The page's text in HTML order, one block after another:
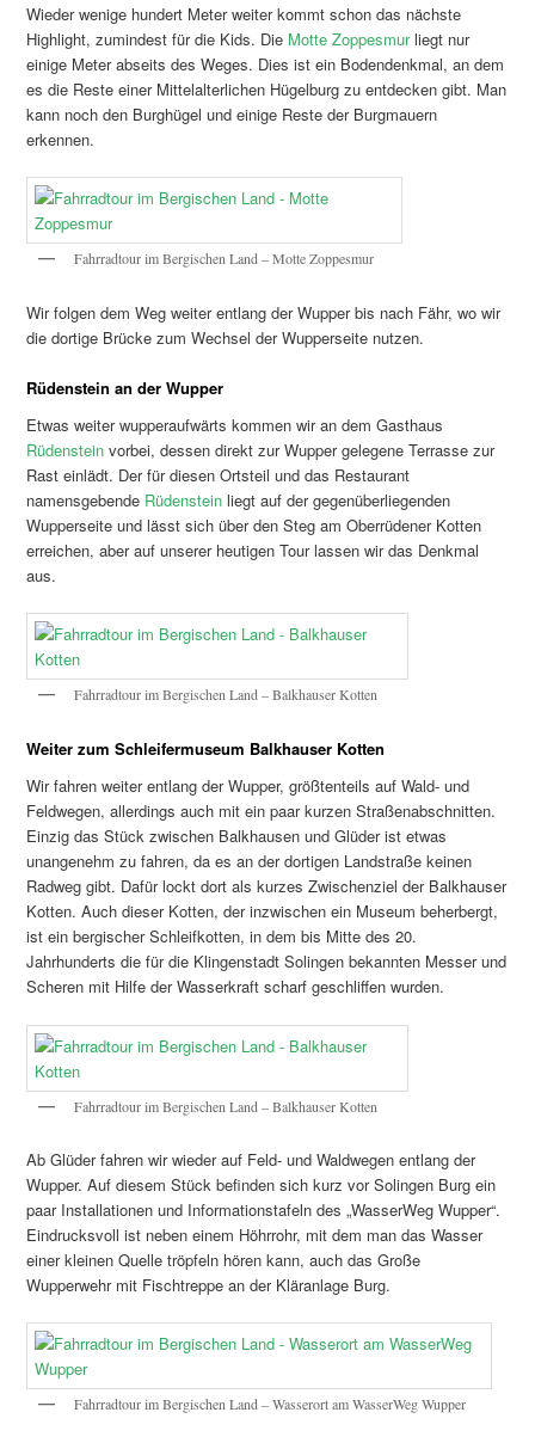
Wieder wenige hundert Meter weiter kommt schon das nächste
Highlight, zumindest für die Kids. Die Motte Zoppesmurliegt nur
einige Meter abseits des Weges. Dies ist ein Bodendenkmal, an dem
es die Reste einer Mittelalterlichen Hügelburg zu entdecken gibt. Man
kann noch den Burghügel und einige Reste der Burgmauern
erkennen.
Fahrradtour im Bergischen Land – Motte Zoppesmur
Wir folgen dem Weg weiter entlang der Wupper bis nach Fähr, wo wir
die dortige Brücke zum Wechsel der Wupperseite nutzen.
Rüdenstein an der Wupper
Etwas weiter wupperaufwärts kommen wir an dem Gasthaus
Rüdenstein vorbei, dessen direkt zur Wupper gelegene Terrasse zur
Rast einlädt. Der für diesen Ortsteil und das Restaurant
namensgebende Rüdenstein liegt auf der gegenüberliegenden
Wupperseite und lässt sich über den Steg am Oberrüdener Kotten
erreichen, aber auf unserer heutigen Tour lassen wir das Denkmal
aus.
Fahrradtour im Bergischen Land – Balkhauser Kotten
Weiter zum Schleifermuseum Balkhauser Kotten
Wir fahren weiter entlang der Wupper, größtenteils auf Wald- und
Feldwegen, allerdings auch mit ein paar kurzen Straßenabschnitten.
Einzig das Stück zwischen Balkhausen und Glüder ist etwas
unangenehm zu fahren, da es an der dortigen Landstraße keinen
Radweg gibt. Dafür lockt dort als kurzes Zwischenziel der Balkhauser
Kotten. Auch dieser Kotten, der inzwischen ein Museum beherbergt,
ist ein bergischer Schleifkotten, in dem bis Mitte des 20.
Jahrhunderts die für die Klingenstadt Solingen bekannten Messer und
Scheren mit Hilfe der Wasserkraft scharf geschliffen wurden.
Fahrradtour im Bergischen Land – Balkhauser Kotten
Ab Glüder fahren wir wieder auf Feld- und Waldwegen entlang der
Wupper. Auf diesem Stück befinden sich kurz vor Solingen Burg ein
paar Installationen und Informationstafeln des „WasserWeg Wupper“.
Eindrucksvoll ist neben einem Höhrrohr, mit dem man das Wasser
einer kleinen Quelle tröpfeln hören kann, auch das Große
Wupperwehr mit Fischtreppe an der Kläranlage Burg.
Fahrradtour im Bergischen Land – Wasserort am WasserWeg Wupper